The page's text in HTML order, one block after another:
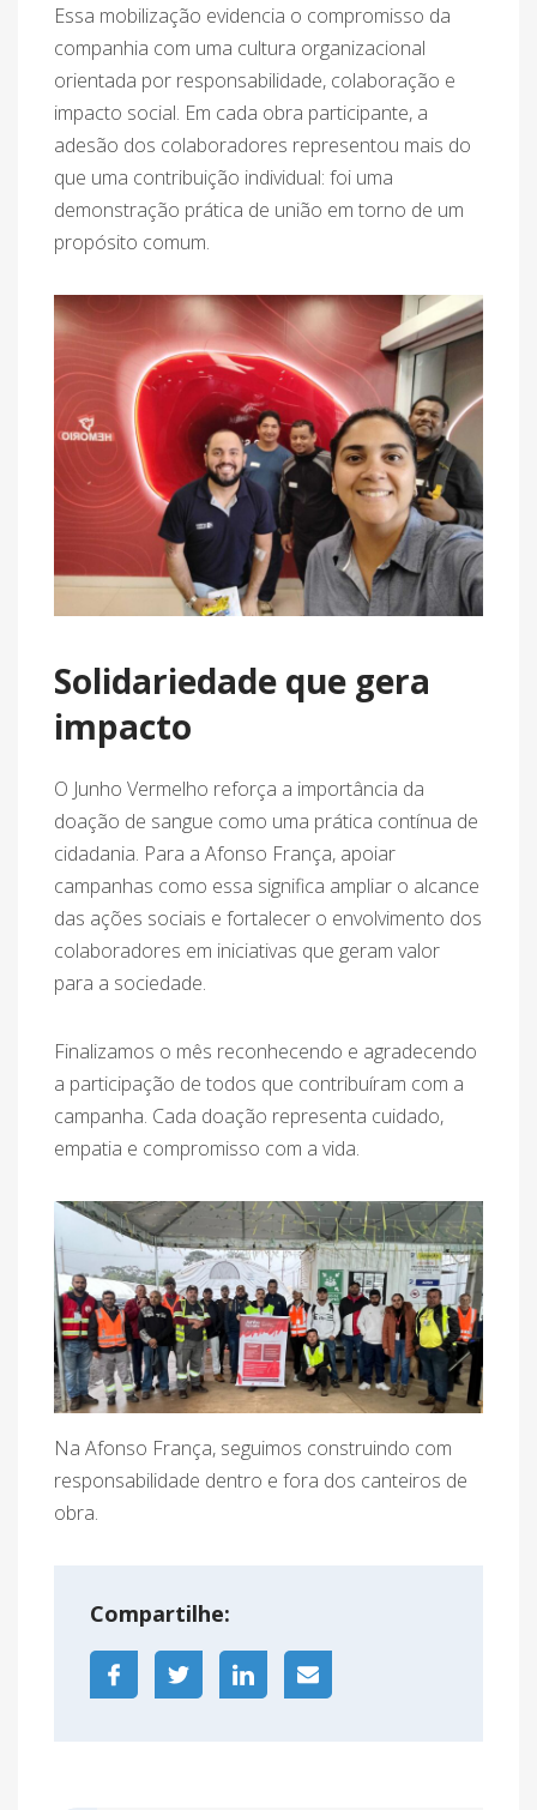
Essa mobilização evidencia o compromisso da
companhia com uma cultura organizacional
orientada por responsabilidade, colaboração e
impacto social. Em cada obra participante, a
adesão dos colaboradores representou mais do
que uma contribuição individual: foi uma
demonstração prática de união em torno de um
propósito comum.
Solidariedade que gera
impacto
O Junho Vermelho reforça a importância da
doação de sangue como uma prática contínua de
cidadania. Para a Afonso França, apoiar
campanhas como essa significa ampliar o alcance
das ações sociais e fortalecer o envolvimento dos
colaboradores em iniciativas que geram valor
para a sociedade.
Finalizamos o mês reconhecendo e agradecendo
a participação de todos que contribuíram com a
campanha. Cada doação representa cuidado,
empatia e compromisso com a vida.
Na Afonso França, seguimos construindo com
responsabilidade dentro e fora dos canteiros de
obra.
Compartilhe: